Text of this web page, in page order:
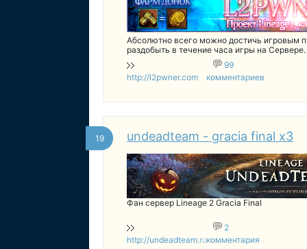
Абсолютно всего можно достичь игровым
раздобыть в течение часа игры на Сервере.
http://l2pwner.com
99
комментариев
19 undeadteam - gracia final x3
Фан сервер Lineage 2 Gracia Final
http://undeadteam.ru
2
комментария